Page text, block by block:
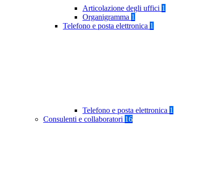
Articolazione degli uffici 1
Organigramma 1
Telefono e posta elettronica 1
Telefono e posta elettronica 1
Consulenti e collaboratori 16